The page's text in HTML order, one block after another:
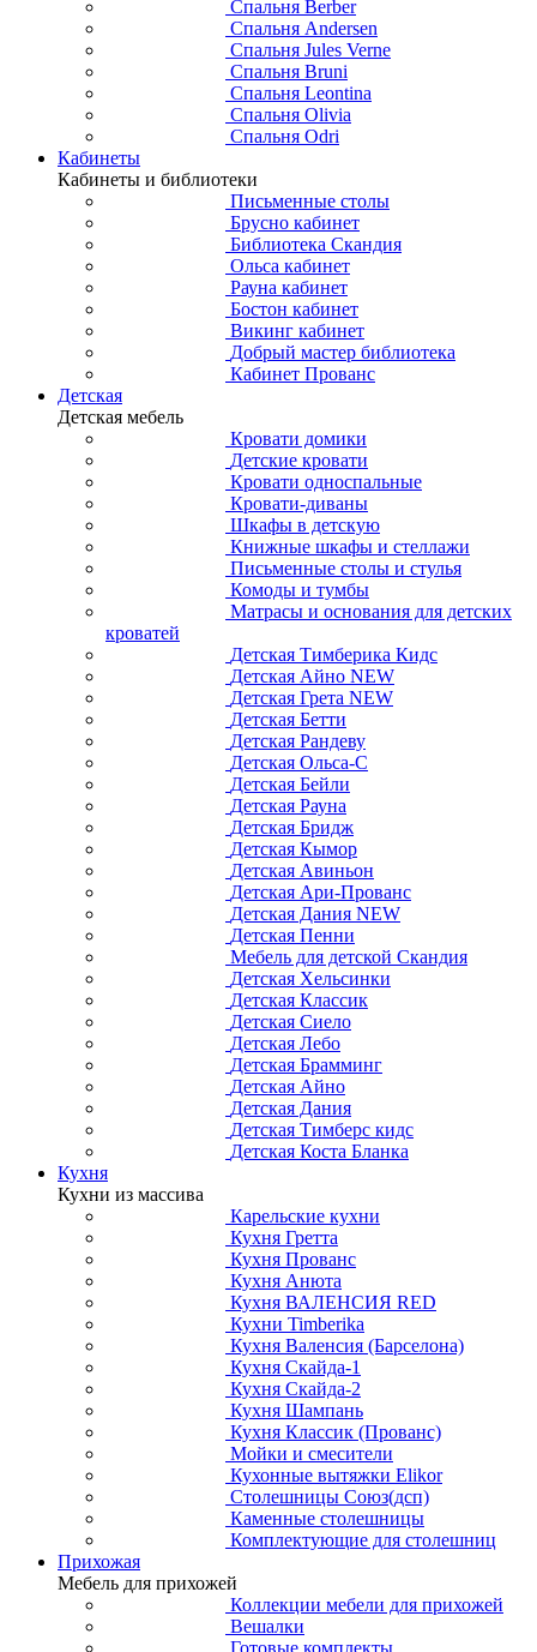
Спальня Berber
Спальня Andersen
Спальня Jules Verne
Спальня Bruni
Спальня Leontina
Спальня Olivia
Спальня Odri
Кабинеты
Кабинеты и библиотеки
Письменные столы
Брусно кабинет
Библиотека Скандия
Ольса кабинет
Рауна кабинет
Бостон кабинет
Викинг кабинет
Добрый мастер библиотека
Кабинет Прованс
Детская
Детская мебель
Кровати домики
Детские кровати
Кровати односпальные
Кровати-диваны
Шкафы в детскую
Книжные шкафы и стеллажи
Письменные столы и стулья
Комоды и тумбы
Матрасы и основания для детских
кроватей
Детская Тимберика Кидс
Детская Айно NEW
Детская Грета NEW
Детская Бетти
Детская Рандеву
Детская Ольса-С
Детская Бейли
Детская Рауна
Детская Бридж
Детская Кымор
Детская Авиньон
Детская Ари-Прованс
Детская Дания NEW
Детская Пенни
Мебель для детской Скандия
Детская Хельсинки
Детская Классик
Детская Сиело
Детская Лебо
Детская Брамминг
Детская Айно
Детская Дания
Детская Тимберс кидс
Детская Коста Бланка
Кухня
Кухни из массива
Карельские кухни
Кухня Гретта
Кухня Прованс
Кухня Анюта
Кухня ВАЛЕНСИЯ RED
Кухни Timberika
Кухня Валенсия (Барселона)
Кухня Скайда-1
Кухня Скайда-2
Кухня Шампань
Кухня Классик (Прованс)
Мойки и смесители
Кухонные вытяжки Elikor
Столешницы Союз(дсп)
Каменные столешницы
Комплектующие для столешниц
Прихожая
Мебель для прихожей
Коллекции мебели для прихожей
Вешалки
Готовые комплекты